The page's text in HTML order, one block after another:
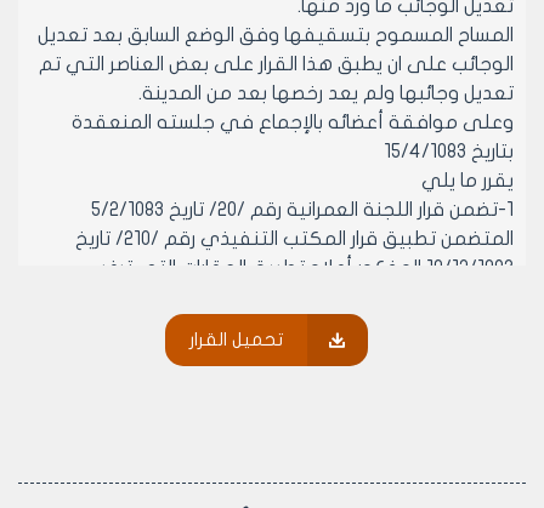
تعديل الوجائب ما ورد منها.
المساح المسموح بتسقيفها وفق الوضع السابق بعد تعديل
الوجائب على ان يطبق هذا القرار على بعض العناصر التي تم
تعديل وجائبها ولم يعد رخصها بعد من المدينة.
وعلى موافقة أعضائه بالإجماع في جلسته المنعقدة
بتاريخ 15/4/1083
يقرر ما يلي
1-تضمن قرار اللجنة العمرانية رقم /20/ تاريخ 5/2/1083
المتضمن تطبيق قرار المكتب التنفيذي رقم /210/ تاريخ
10/12/1083 المذكور أعلاه تطبيق العقارات التي ترغب
2-ينشر هذا القرار في لوحة إعلانات مجلس المدينة ويبلغ
المهندس مجمد ناجي عطري
تحميل القرار